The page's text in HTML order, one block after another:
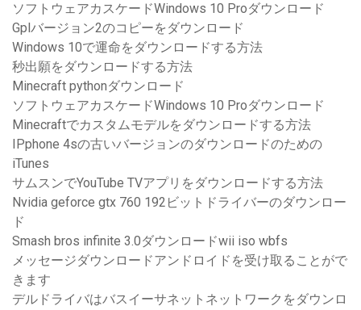
ソフトウェアカスケードWindows 10 Proダウンロード
Gplバージョン2のコピーをダウンロード
Windows 10で運命をダウンロードする方法
秒出願をダウンロードする方法
Minecraft pythonダウンロード
ソフトウェアカスケードWindows 10 Proダウンロード
Minecraftでカスタムモデルをダウンロードする方法
IPphone 4sの古いバージョンのダウンロードのための
iTunes
サムスンでYouTube TVアプリをダウンロードする方法
Nvidia geforce gtx 760 192ビットドライバーのダウンロー
ド
Smash bros infinite 3.0ダウンロードwii iso wbfs
メッセージダウンロードアンドロイドを受け取ることがで
きます
デルドライバはバスイーサネットネットワークをダウンロ